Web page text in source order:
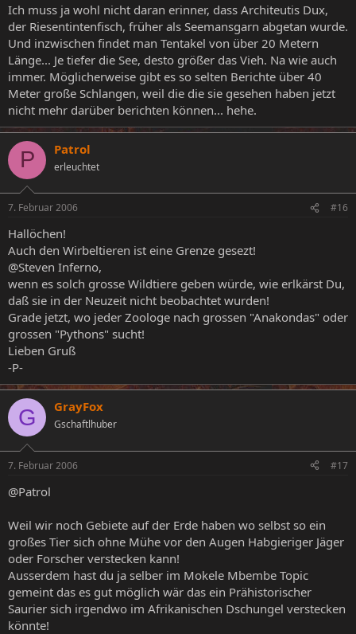
Ich muss ja wohl nicht daran erinner, dass Architeutis Dux,
der Riesentintenfisch, früher als Seemansgarn abgetan wurde.
Und inzwischen findet man Tentakel von über 20 Metern
Länge... Je tiefer die See, desto größer das Vieh. Na wie auch
immer. Möglicherweise gibt es so selten Berichte über 40
Meter große Schlangen, weil die die sie gesehen haben jetzt
nicht mehr darüber berichten können... hehe.
P Patrol
erleuchtet
7. Februar 2006 #16
Hallöchen!
Auch den Wirbeltieren ist eine Grenze gesezt!
@Steven Inferno,
wenn es solch grosse Wildtiere geben würde, wie erlkärst Du,
daß sie in der Neuzeit nicht beobachtet wurden!
Grade jetzt, wo jeder Zoologe nach grossen "Anakondas" oder
grossen "Pythons" sucht!
Lieben Gruß
-P-
G GrayFox
Gschaftlhuber
7. Februar 2006 #17
@Patrol
Weil wir noch Gebiete auf der Erde haben wo selbst so ein
großes Tier sich ohne Mühe vor den Augen Habgieriger Jäger
oder Forscher verstecken kann!
Ausserdem hast du ja selber im Mokele Mbembe Topic
gemeint das es gut möglich wär das ein Prähistorischer
Saurier sich irgendwo im Afrikanischen Dschungel verstecken
könnte!